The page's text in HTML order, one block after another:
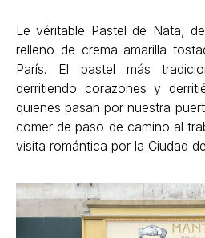
Le véritable Pastel de Nata,
relleno de crema amarilla
París. El pastel más
derritiendo corazones y
quienes pasan por nuestra
comer de paso de camino al
visita romántica por la Ciudad